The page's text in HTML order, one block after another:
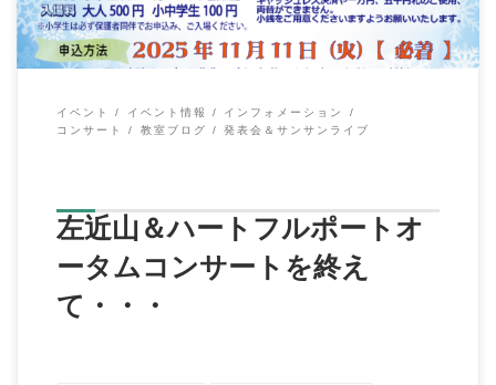
イベント イベント情報
インフォメーション
コンサート
教室ブログ 発表会＆サンサンライブ
左近山＆ハートフルポートオ
ータムコンサートを終え
て・・・